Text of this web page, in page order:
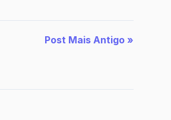
Post Mais Antigo »